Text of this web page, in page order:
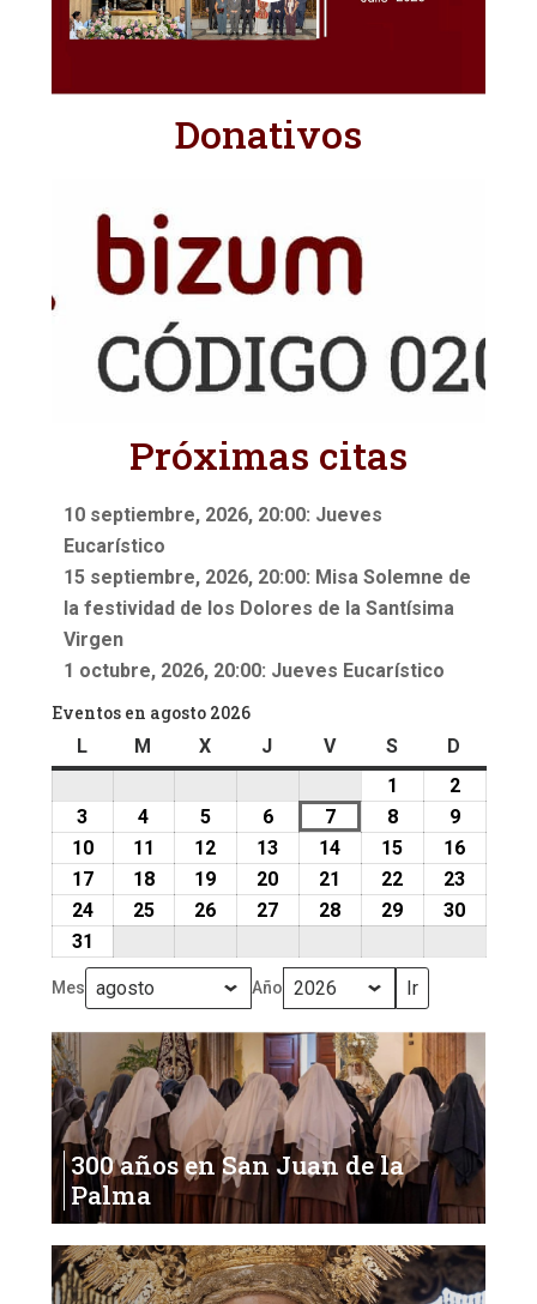
Donativos
Próximas citas
10 septiembre, 2026, 20:00: Jueves
Eucarístico
15 septiembre, 2026, 20:00: Misa Solemne de
la festividad de los Dolores de la Santísima
Virgen
1 octubre, 2026, 20:00: Jueves Eucarístico
Eventos en agosto 2026
LlunesM martes
Xmiércoles
J jueves
Vviernes
Ssábado
D
1
agosto,
2026
22
agosto,
2026
3
agosto,
2026
4
agosto,
2026
55
agosto,
2026
66
agosto,
2026
77
agosto,
2026
88
agosto,
2026
99
agosto,
2026
1010
agosto,
2026
11
agosto,
2026
12
agosto,
2026
13
agosto,
2026
14
agosto,
2026
15
agosto,
2026
16
1717
agosto,
1818
agosto,
19
agosto,
20
agosto,
21
agosto,
22
agosto,
23
2424
2026
2525
2026
26
2026
27
2026
28
2026
29
2026
30
31
agosto,
2026
Mes Año
300 años en San Juan de la
Palma